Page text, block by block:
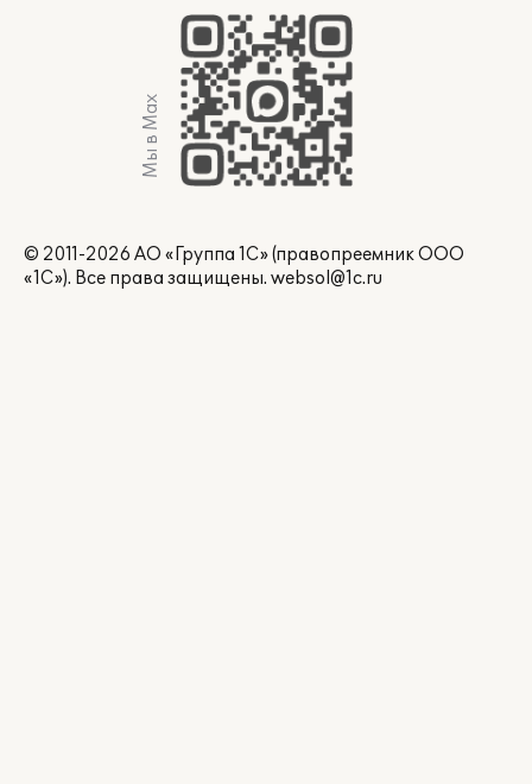
Мы в Max
© 2011-2026 АО «Группа 1С» (правопреемник ООО
«1С»). Все права защищены. websol@1c.ru